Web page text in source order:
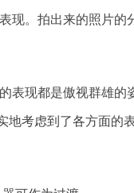
现。拍出来的照片的
表现都是傲视群雄的
地考虑到了各方面的